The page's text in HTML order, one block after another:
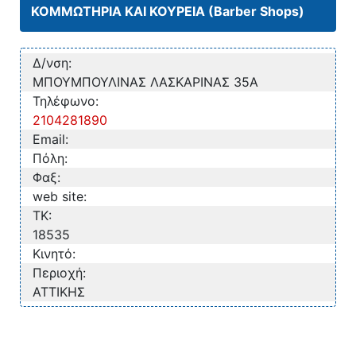
ΚΟΜΜΩΤΗΡΙΑ ΚΑΙ ΚΟΥΡΕΙΑ (Barber Shops)
Δ/νση:
ΜΠΟΥΜΠΟΥΛΙΝΑΣ ΛΑΣΚΑΡΙΝΑΣ 35Α
Τηλέφωνο:
2104281890
Email:
Πόλη:
Φαξ:
web site:
TK:
18535
Κινητό:
Περιοχή:
ΑΤΤΙΚΗΣ